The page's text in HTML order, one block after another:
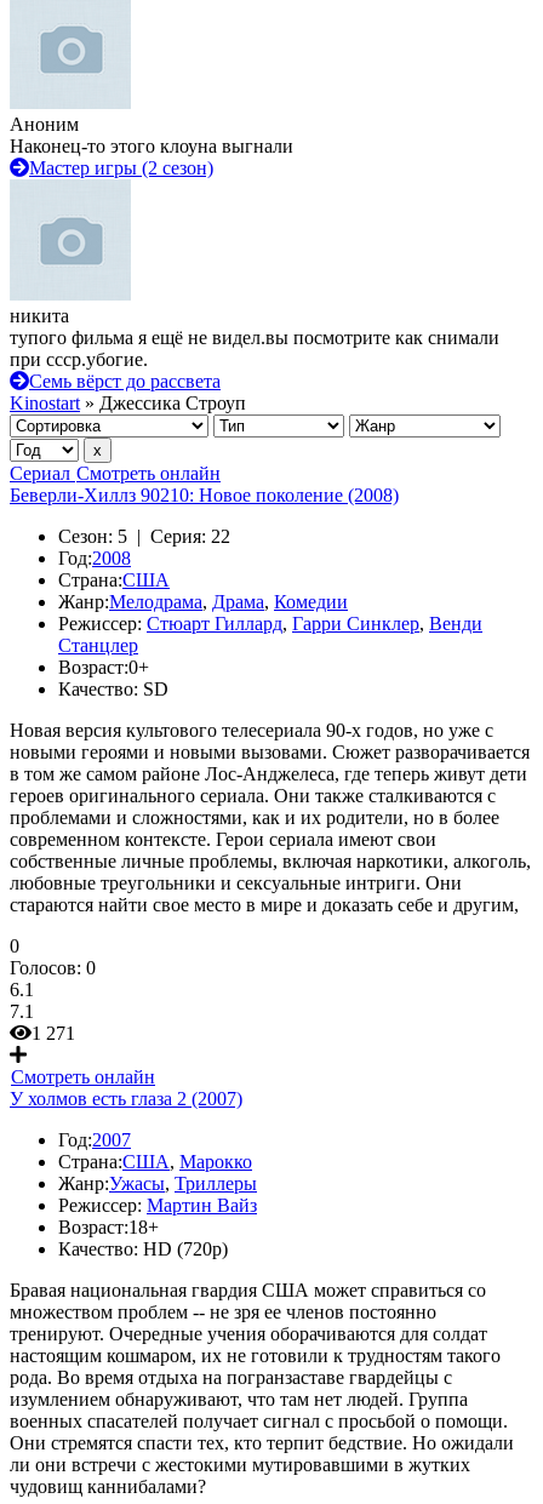
Аноним
Наконец-то этого клоуна выгнали
Мастер игры (2 сезон)
никита
тупого фильма я ещё не видел.вы посмотрите как снимали
при ссср.убогие.
Семь вёрст до рассвета
Kinostart » Джессика Строуп
Сериал Смотреть онлайн
Беверли-Хиллз 90210: Новое поколение (2008)
Сезон: 5 | Серия: 22
Год:2008
Страна:США
Жанр:Мелодрама, Драма, Комедии
Режиссер: Стюарт Гиллард, Гарри Синклер, Венди
Станцлер
Возраст:0+
Качество: SD
Новая версия культового телесериала 90-х годов, но уже с
новыми героями и новыми вызовами. Сюжет разворачивается
в том же самом районе Лос-Анджелеса, где теперь живут дети
героев оригинального сериала. Они также сталкиваются с
проблемами и сложностями, как и их родители, но в более
современном контексте. Герои сериала имеют свои
собственные личные проблемы, включая наркотики, алкоголь,
любовные треугольники и сексуальные интриги. Они
стараются найти свое место в мире и доказать себе и другим,
0
Голосов: 0
6.1
7.1
1 271
Смотреть онлайн
У холмов есть глаза 2 (2007)
Год:2007
Страна:США, Марокко
Жанр:Ужасы, Триллеры
Режиссер: Мартин Вайз
Возраст:18+
Качество: HD (720p)
Бравая национальная гвардия США может справиться со
множеством проблем -- не зря ее членов постоянно
тренируют. Очередные учения оборачиваются для солдат
настоящим кошмаром, их не готовили к трудностям такого
рода. Во время отдыха на погранзаставе гвардейцы с
изумлением обнаруживают, что там нет людей. Группа
военных спасателей получает сигнал с просьбой о помощи.
Они стремятся спасти тех, кто терпит бедствие. Но ожидали
ли они встречи с жестокими мутировавшими в жутких
чудовищ каннибалами?